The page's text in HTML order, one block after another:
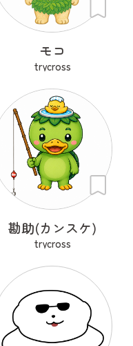
モコ
trycross
勘助(カンスケ)
trycross